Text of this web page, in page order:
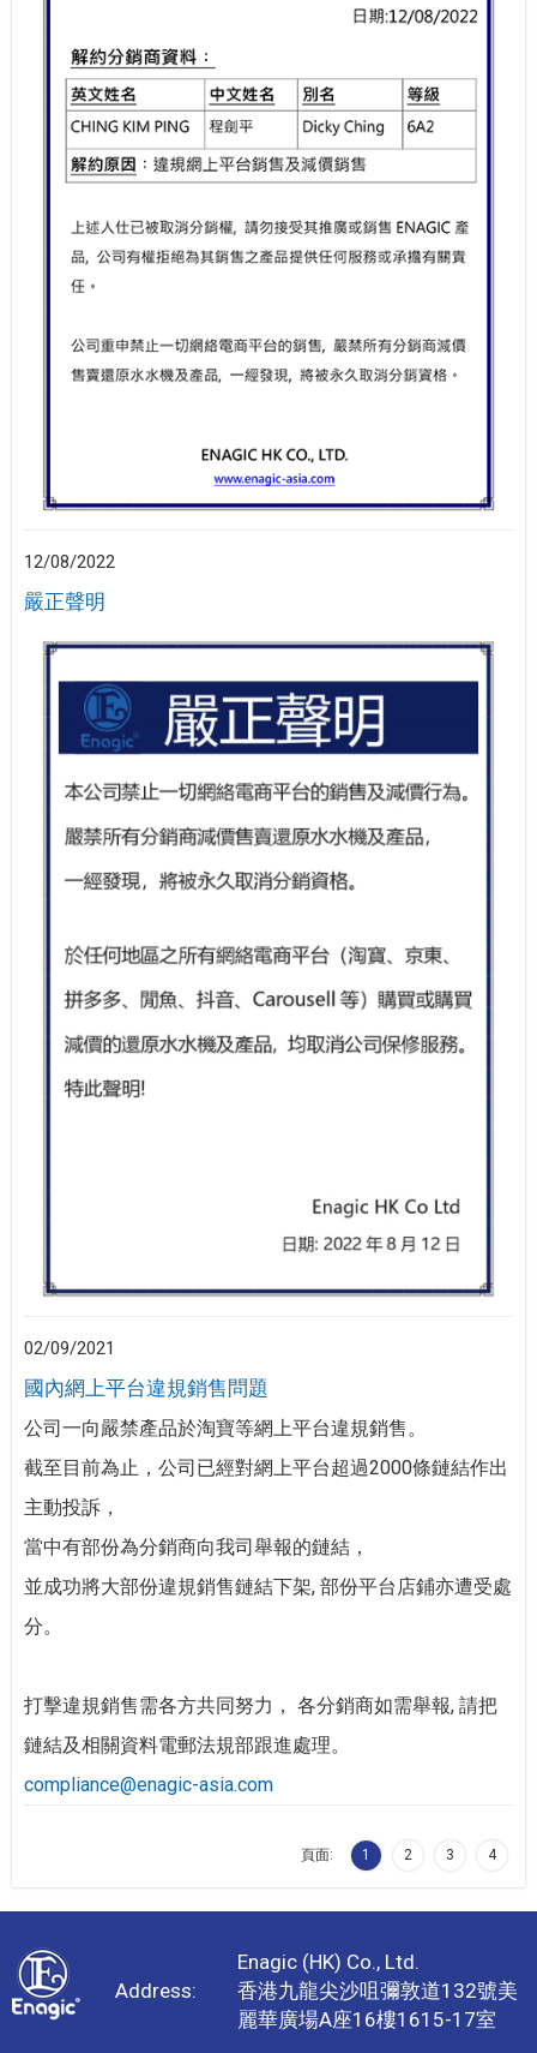
12/08/2022
嚴正聲明
02/09/2021
國內網上平台違規銷售問題
公司一向嚴禁產品於淘寶等網上平台違規銷售。
截至目前為止，公司已經對網上平台超過2000條鏈結作出
主動投訴，
當中有部份為分銷商向我司舉報的鏈結，
並成功將大部份違規銷售鏈結下架, 部份平台店鋪亦遭受處
分。
打擊違規銷售需各方共同努力， 各分銷商如需舉報, 請把
鏈結及相關資料電郵法規部跟進處理。
compliance@enagic-asia.com
頁面: 1 2 3 4
Address:
Enagic (HK) Co., Ltd.
香港九龍尖沙咀彌敦道132號美
麗華廣場A座16樓1615-17室